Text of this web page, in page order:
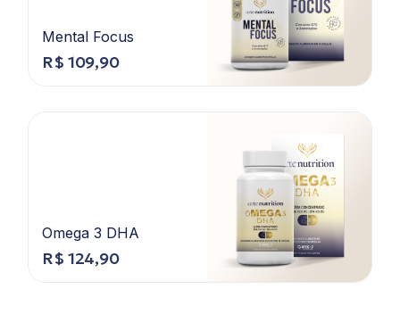
Mental Focus
R$ 109,90
Omega 3 DHA
R$ 124,90